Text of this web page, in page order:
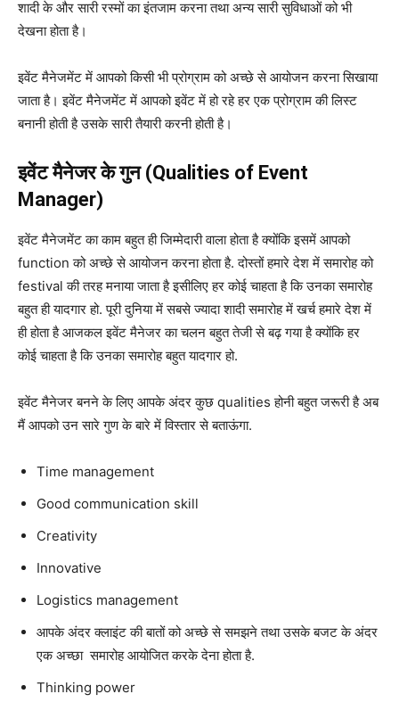
शादी के और सारी रस्मों का इंतजाम करना तथा अन्य सारी सुविधाओं को भी
देखना होता है।
इवेंट मैनेजमेंट में आपको किसी भी प्रोग्राम को अच्छे से आयोजन करना सिखाया
जाता है।इवेंट मैनेजमेंट में आपको इवेंट में हो रहे हर एक प्रोग्राम की लिस्ट
बनानी होती है उसके सारी तैयारी करनी होती है।
इवेंट मैनेजर के गुन (Qualities of Event
Manager)
इवेंट मैनेजमेंट का काम बहुत ही जिम्मेदारी वाला होता है क्योंकि इसमें आपको
function को अच्छे से आयोजन करना होता है. दोस्तों हमारे देश में समारोह को
festival की तरह मनाया जाता है इसीलिए हर कोई चाहता है कि उनका समारोह
बहुत ही यादगार हो. पूरी दुनिया में सबसे ज्यादा शादी समारोह में खर्च हमारे देश में
ही होता है आजकल इवेंट मैनेजर का चलन बहुत तेजी से बढ़ गया है क्योंकि हर
कोई चाहता है कि उनका समारोह बहुत यादगार हो.
इवेंट मैनेजर बनने के लिए आपके अंदर कुछ qualities होनी बहुत जरूरी है अब
मैं आपको उन सारे गुण के बारे में विस्तार से बताऊंगा.
Time management
Good communication skill
Creativity
Innovative
Logistics management
आपके अंदर क्लाइंट की बातों को अच्छे से समझने तथा उसके बजट के अंदर
एक अच्छा समारोह आयोजित करके देना होता है.
Thinking power